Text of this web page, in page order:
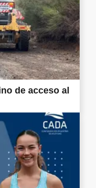
de acceso al